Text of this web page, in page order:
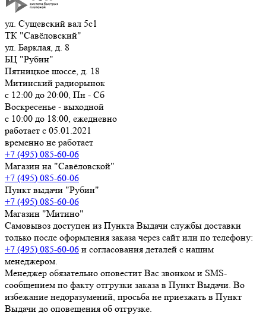
ул. Сущевский вал 5с1
ТК "Савёловский"
ул. Барклая, д. 8
БЦ "Рубин"
Пятницкое шоссе, д. 18
Митинский радиорынок
с 12:00 до 20:00, Пн - Сб
Воскресенье - выходной
с 10:00 до 18:00, ежедневно
работает с 05.01.2021
временно не работает
+7 (495) 085-60-06
Магазин на "Савёловской"
+7 (495) 085-60-06
Пункт выдачи "Рубин"
+7 (495) 085-60-06
Магазин "Митино"
Самовывоз доступен из Пункта Выдачи службы доставки
только после оформления заказа через сайт или по телефону:
+7 (495) 085-60-06 и согласования деталей с нашим
менеджером.
Менеджер обязательно оповестит Вас звонком и SMS-
сообщением по факту отгрузки заказа в Пункт Выдачи. Во
избежание недоразумений, просьба не приезжать в Пункт
Выдачи до оповещения об отгрузке.